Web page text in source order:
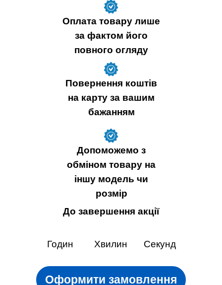
Оплата товару лише
за фактом його
повного огляду
Повернення коштів
на карту за вашим
бажанням
Допоможемо з
обміном товару на
іншу модель чи
розмір
До завершення акції
Годин
Хвилин Секунд
Оформити замовлення